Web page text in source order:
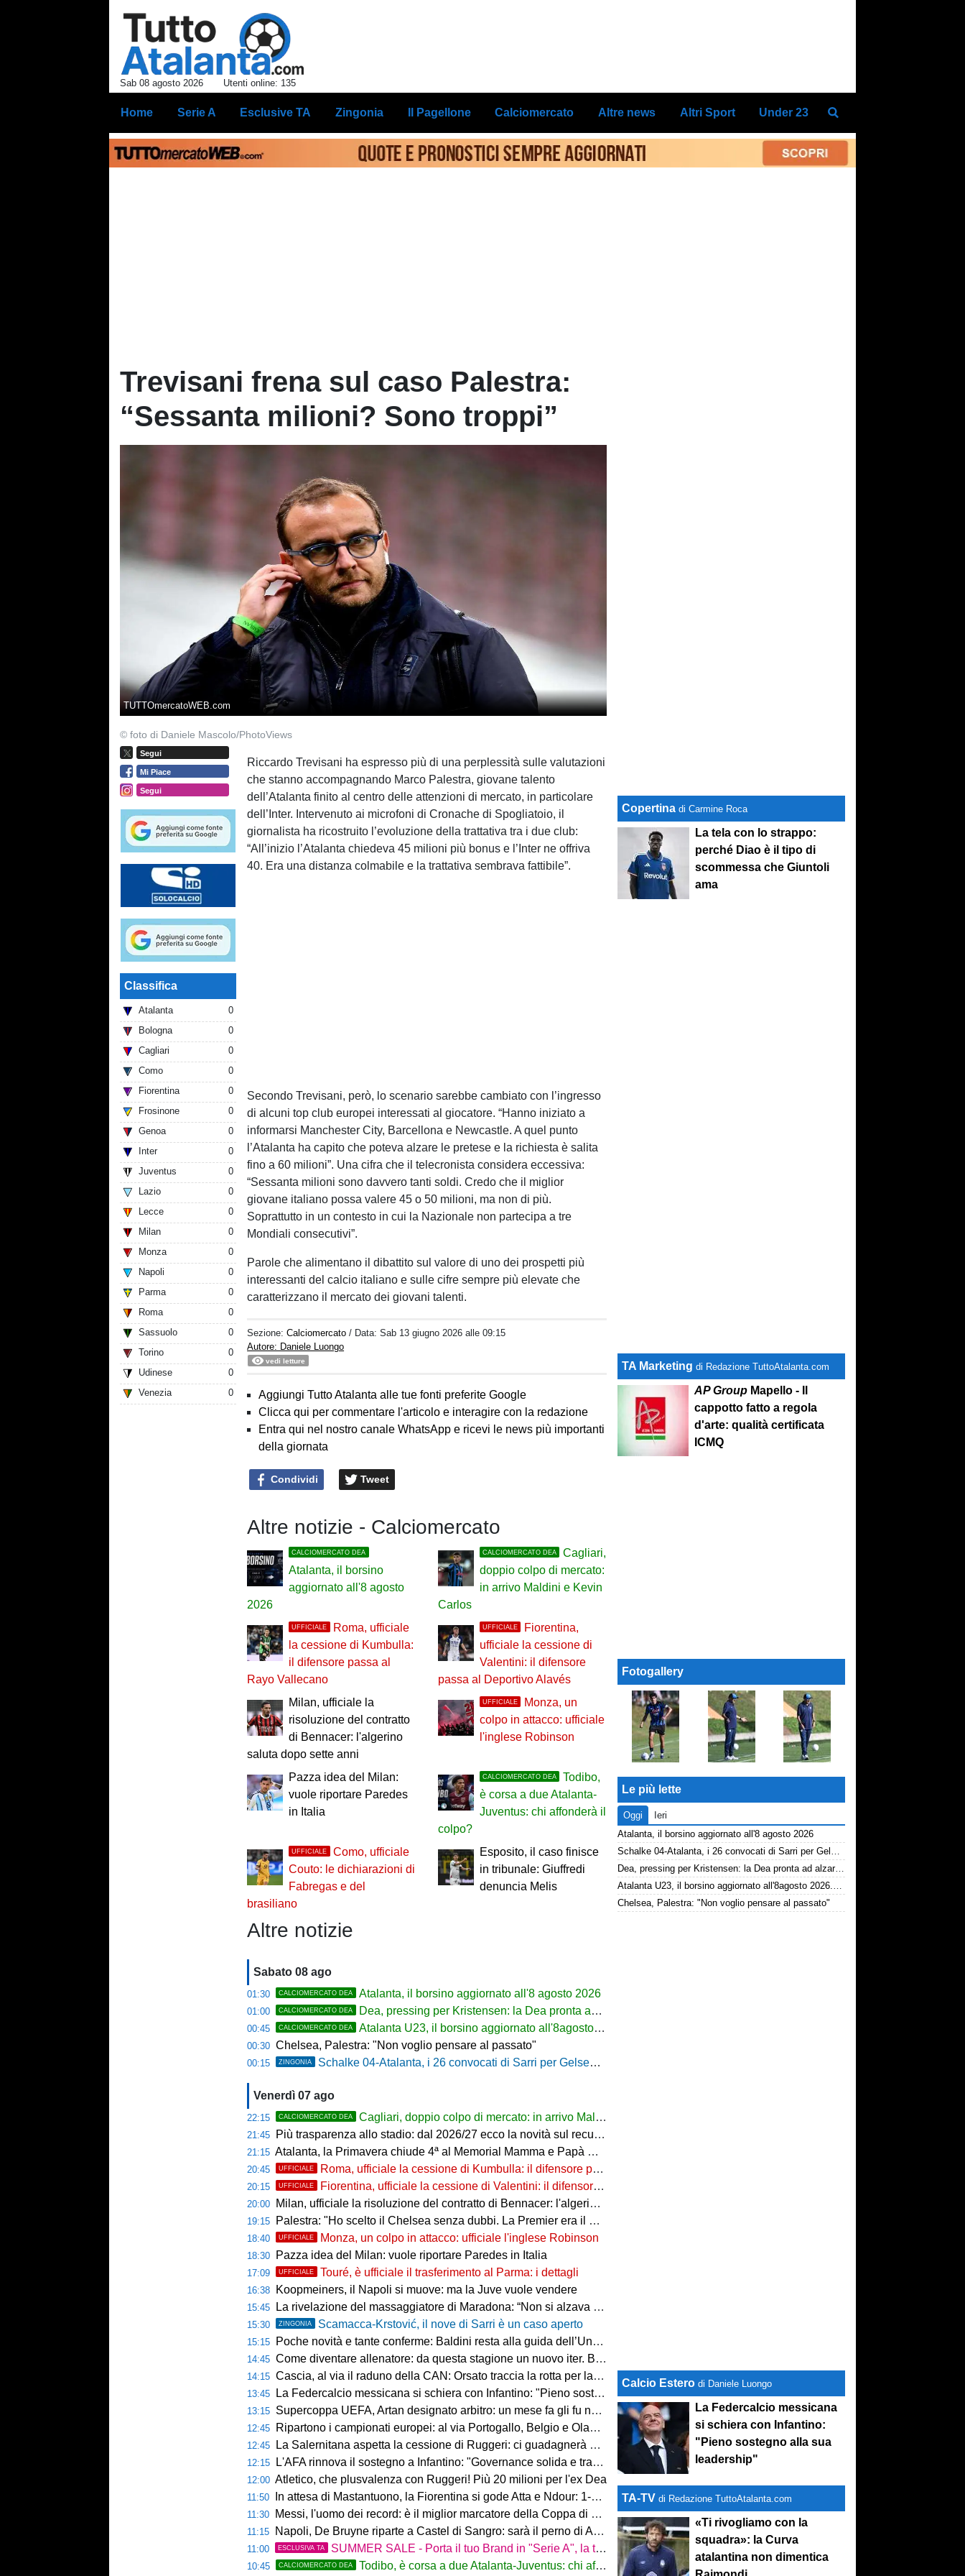
Sab 08 agosto 2026 Utenti online: 135
Home Serie A Esclusive TA Zingonia Il Pagellone Calciomercato Altre news Altri Sport Under 23
Trevisani frena sul caso Palestra:
“Sessanta milioni? Sono troppi”
TUTTOmercatoWEB.com
© foto di Daniele Mascolo/PhotoViews
Segui
Mi Piace
Segui
Classifica
Atalanta
0
Bologna
0
Cagliari
0
Como
0
Fiorentina
0
Frosinone
0
Genoa
0
Inter
0
Juventus
0
Lazio
0
Lecce
0
Milan
0
Monza
0
Napoli
0
Parma
0
Roma
0
Sassuolo
0
Torino
0
Udinese
0
Venezia
0
Riccardo Trevisani ha espresso più di una perplessità sulle valutazioni
che stanno accompagnando Marco Palestra, giovane talento
dell’Atalanta finito al centro delle attenzioni di mercato, in particolare
dell’Inter. Intervenuto ai microfoni di Cronache di Spogliatoio, il
giornalista ha ricostruito l’evoluzione della trattativa tra i due club:
“All’inizio l’Atalanta chiedeva 45 milioni più bonus e l’Inter ne offriva
40. Era una distanza colmabile e la trattativa sembrava fattibile”.
Secondo Trevisani, però, lo scenario sarebbe cambiato con l’ingresso
di alcuni top club europei interessati al giocatore. “Hanno iniziato a
informarsi Manchester City, Barcellona e Newcastle. A quel punto
l’Atalanta ha capito che poteva alzare le pretese e la richiesta è salita
fino a 60 milioni”. Una cifra che il telecronista considera eccessiva:
“Sessanta milioni sono davvero tanti soldi. Credo che il miglior
giovane italiano possa valere 45 o 50 milioni, ma non di più.
Soprattutto in un contesto in cui la Nazionale non partecipa a tre
Mondiali consecutivi”.
Parole che alimentano il dibattito sul valore di uno dei prospetti più
interessanti del calcio italiano e sulle cifre sempre più elevate che
caratterizzano il mercato dei giovani talenti.
Sezione:Calciomercato / Data:Sab 13 giugno 2026 alle 09:15
Autore: Daniele Luongo
vedi letture
Aggiungi Tutto Atalanta alle tue fonti preferite Google
Clicca qui per commentare l'articolo e interagire con la redazione
Entra qui nel nostro canale WhatsApp e ricevi le news più importanti
della giornata
Condividi Tweet
Altre notizie - Calciomercato
CALCIOMERCATO DEA
Atalanta, il borsino
aggiornato all'8 agosto
2026
CALCIOMERCATO DEA
Cagliari,
doppio colpo di mercato:
in arrivo Maldini e Kevin
Carlos
UFFICIALE
Roma, ufficiale
la cessione di Kumbulla:
il difensore passa al
Rayo Vallecano
UFFICIALE
Fiorentina,
ufficiale la cessione di
Valentini: il difensore
passa al Deportivo Alavés
Milan, ufficiale la
risoluzione del contratto
di Bennacer: l'algerino
saluta dopo sette anni
UFFICIALE
Monza, un
colpo in attacco: ufficiale
l'inglese Robinson
Pazza idea del Milan:
vuole riportare Paredes
in Italia
CALCIOMERCATO DEA
Todibo,
è corsa a due Atalanta-
Juventus: chi affonderà il
colpo?
UFFICIALE
Como, ufficiale
Couto: le dichiarazioni di
Fabregas e del
brasiliano
Esposito, il caso finisce
in tribunale: Giuffredi
denuncia Melis
Altre notizie
Sabato 08 ago
01:30 CALCIOMERCATO DEA Atalanta, il borsino aggiornato all'8 agosto 2026
01:00 CALCIOMERCATO DEA Dea, pressing per Kristensen: la Dea pronta ad alzare l'offerta all'Udinese
00:45 CALCIOMERCATO DEA Atalanta U23, il borsino aggiornato all'8agosto 2026. Cantiere aperto per Beati
00:30 Chelsea, Palestra: "Non voglio pensare al passato"
00:15 ZINGONIA Schalke 04-Atalanta, i 26 convocati di Sarri per Gelsenkirchen
Venerdì 07 ago
22:15 CALCIOMERCATO DEA Cagliari, doppio colpo di mercato: in arrivo Maldini e Kevin Carlos
21:45 Più trasparenza allo stadio: dal 2026/27 ecco la novità sul recupero
21:15 Atalanta, la Primavera chiude 4ª al Memorial Mamma e Papà Cairo
20:45 UFFICIALE Roma, ufficiale la cessione di Kumbulla: il difensore passa al Rayo Vallecano
20:15 UFFICIALE Fiorentina, ufficiale la cessione di Valentini: il difensore passa al Deportivo Alavés
20:00 Milan, ufficiale la risoluzione del contratto di Bennacer: l'algerino saluta dopo sette anni
19:15 Palestra: "Ho scelto il Chelsea senza dubbi. La Premier era il mio sogno"
18:40 UFFICIALE Monza, un colpo in attacco: ufficiale l'inglese Robinson
18:30 Pazza idea del Milan: vuole riportare Paredes in Italia
17:09 UFFICIALE Touré, è ufficiale il trasferimento al Parma: i dettagli
16:38 Koopmeiners, il Napoli si muove: ma la Juve vuole vendere
15:45 La rivelazione del massaggiatore di Maradona: “Non si alzava dal letto, ero preoccupato”
15:30 ZINGONIA Scamacca-Krstović, il nove di Sarri è un caso aperto
15:15 Poche novità e tante conferme: Baldini resta alla guida dell’Under 21
14:45 Come diventare allenatore: da questa stagione un nuovo iter. Beretta: “Un percorso più organico”
14:15 Cascia, al via il raduno della CAN: Orsato traccia la rotta per la nuova stagione
13:45 La Federcalcio messicana si schiera con Infantino: "Pieno sostegno alla sua leadership"
13:15 Supercoppa UEFA, Artan designato arbitro: un mese fa gli fu negato l'ingresso negli Stati Uniti
12:45 Ripartono i campionati europei: al via Portogallo, Belgio e Olanda
12:45 La Salernitana aspetta la cessione di Ruggeri: ci guadagnerà qualcosa
12:15 L'AFA rinnova il sostegno a Infantino: "Governance solida e trasparente"
12:00 Atletico, che plusvalenza con Ruggeri! Più 20 milioni per l'ex Dea
11:50 In attesa di Mastantuono, la Fiorentina si gode Atta e Ndour: 1-1 col Deportivo
11:30 Messi, l'uomo dei record: è il miglior marcatore della Coppa di Lega
11:15 Napoli, De Bruyne riparte a Castel di Sangro: sarà il perno di Allegri
11:00 ESCLUSIVA TA SUMMER SALE - Porta il tuo Brand in "Serie A", la tua azienda e professione titolare nel cuore dell'Atalanta
10:45 CALCIOMERCATO DEA Todibo, è corsa a due Atalanta-Juventus: chi affonderà il colpo?
Copertina di Carmine Roca
La tela con lo strappo:
perché Diao è il tipo di
scommessa che Giuntoli
ama
TA Marketing di Redazione TuttoAtalanta.com
AP Group Mapello - Il
cappotto fatto a regola
d'arte: qualità certificata
ICMQ
Fotogallery
Le più lette
Oggi
Ieri
Atalanta, il borsino aggiornato all'8 agosto 2026
Schalke 04-Atalanta, i 26 convocati di Sarri per Gelsenkirchen
Dea, pressing per Kristensen: la Dea pronta ad alzare l'offerta all'Udinese
Atalanta U23, il borsino aggiornato all'8agosto 2026. Cantiere aperto per Beati
Chelsea, Palestra: "Non voglio pensare al passato"
Calcio Estero di Daniele Luongo
La Federcalcio messicana
si schiera con Infantino:
"Pieno sostegno alla sua
leadership"
TA-TVdi Redazione TuttoAtalanta.com
«Ti rivogliamo con la
squadra»: la Curva
atalantina non dimentica